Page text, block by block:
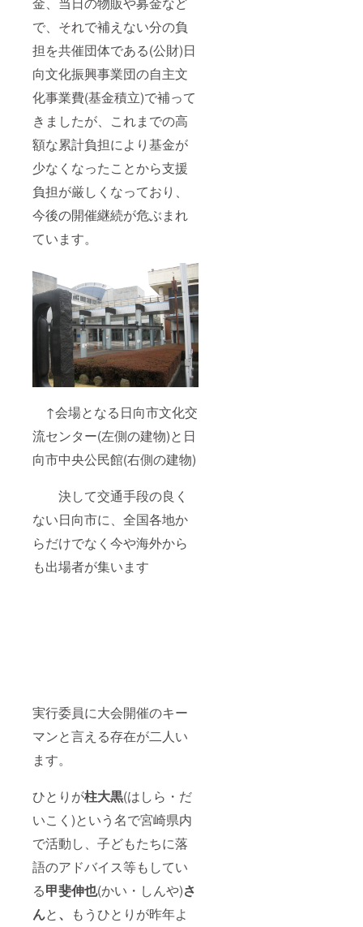
で、それで補えない分の負
担を共催団体である(公財)日
向文化振興事業団の自主文
化事業費(基金積立)で補って
きましたが、これまでの高
額な累計負担により基金が
少なくなったことから支援
負担が厳しくなっており、
今後の開催継続が危ぶまれ
ています。
↑会場となる日向市文化交
流センター(左側の建物)と日
向市中央公民館(右側の建物)
決して交通手段の良く
ない日向市に、全国各地か
らだけでなく今や海外から
も出場者が集います
実行委員に大会開催のキー
マンと言える存在が二人い
ます。
ひとりが柱大黒(はしら・だ
いこく)という名で宮崎県内
で活動し、子どもたちに落
語のアドバイス等もしてい
る甲斐伸也(かい・しんや)さ
んと、
もうひとりが昨年よ